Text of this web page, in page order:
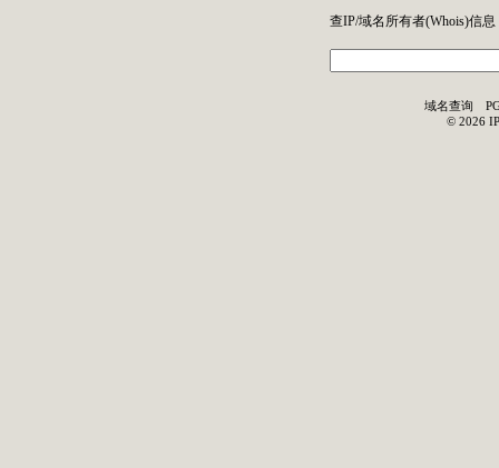
查IP/域名所有者(Whois)信息
域名查询
© 2026